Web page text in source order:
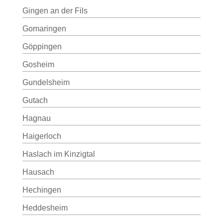
Gingen an der Fils
Gomaringen
Göppingen
Gosheim
Gundelsheim
Gutach
Hagnau
Haigerloch
Haslach im Kinzigtal
Hausach
Hechingen
Heddesheim